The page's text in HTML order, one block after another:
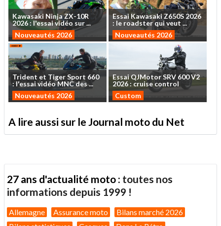
Kawasaki NinjaZX-10R
2026: l'essaividéo sur...
Nouveautés 2026
Essai KawasakiZ650S 2026
: le roadsterquiveut ...
Nouveautés 2026
Trident et TigerSport 660
: l'essaividéoMNCdes...
Nouveautés 2026
EssaiQJMotorSRV 600V2
2026 : cruise control
Custom
A lire aussi sur le Journal moto du Net
27 ans d'actualité moto : toutes nos
informations depuis 1999 !
Allemagne Assurance moto
Bilans marché 2026